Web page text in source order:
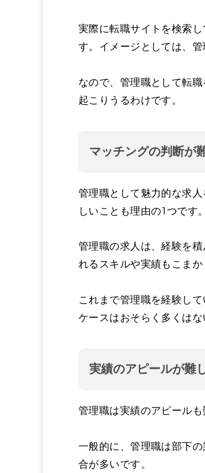
実際に転職サイトを検索
す。イメージとしては、
なので、管理職として転
起こりうるわけです。
マッチングの判断が
管理職として魅力的な求
しいことも理由の1つです。
管理職の求人は、経験を
れるスキルや実績もこま
これまで管理職を経験し
ケースはおそらく多くはな
実績のアピールが難
管理職は実績のアピールも
一般的に、管理職は部下
合が多いです。